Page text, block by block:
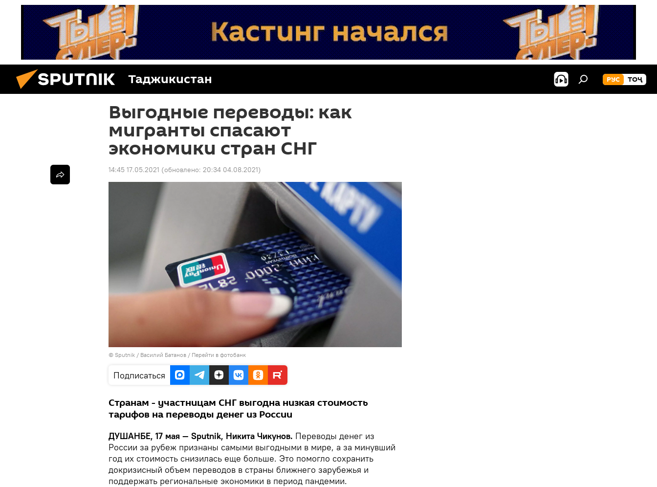
Таджикистан РУС ТОҶ
Выгодные переводы: как
мигранты спасают
экономики стран СНГ
14:45 17.05.2021 (обновлено: 20:34 04.08.2021)
© Sputnik / Василий Батанов / Перейти в фотобанк
Подписаться
Странам - участницам СНГ выгодна низкая стоимость
тарифов на переводы денег из России
ДУШАНБЕ, 17 мая — Sputnik, Никита Чикунов. Переводы денег из
России за рубеж признаны самыми выгодными в мире, а за минувший
год их стоимость снизилась еще больше. Это помогло сохранить
докризисный объем переводов в страны ближнего зарубежья и
поддержать региональные экономики в период пандемии.